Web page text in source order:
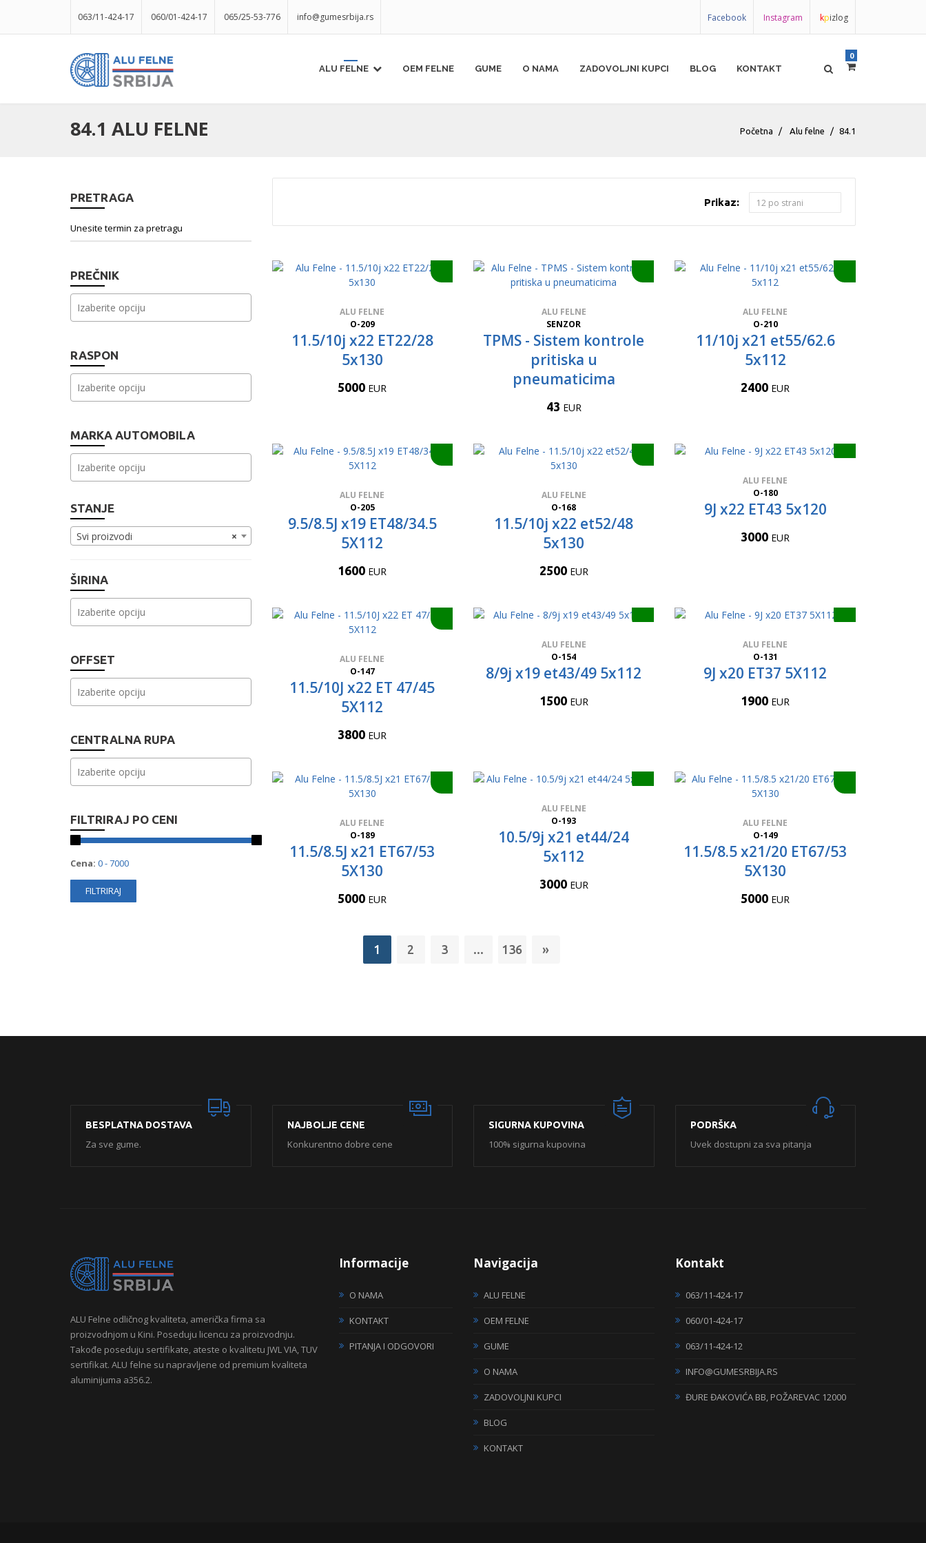
063/11-424-17 060/01-424-17 065/25-53-776 info@gumesrbija.rs Facebook Instagram kpizlog
ALU FELNE OEM FELNE GUME O NAMA ZADOVOLJNI KUPCI BLOG KONTAKT
0
84.1 ALU FELNE Početna Alu felne 84.1
PRETRAGA
PREČNIK
RASPON
MARKA AUTOMOBILA
STANJE
×
Svi proizvodi
ŠIRINA
OFFSET
CENTRALNA RUPA
FILTRIRAJ PO CENI
Cena:
Prikaz:
ALU FELNE
O-209
11.5/10j x22 ET22/28
5x130
5000 EUR
ALU FELNE
SENZOR
TPMS - Sistem kontrole
pritiska u
pneumaticima
43 EUR
ALU FELNE
O-210
11/10j x21 et55/62.6
5x112
2400 EUR
ALU FELNE
O-205
9.5/8.5J x19 ET48/34.5
5X112
1600 EUR
ALU FELNE
O-168
11.5/10j x22 et52/48
5x130
2500 EUR
ALU FELNE
O-180
9J x22 ET43 5x120
3000 EUR
ALU FELNE
O-147
11.5/10J x22 ET 47/45
5X112
3800 EUR
ALU FELNE
O-154
8/9j x19 et43/49 5x112
1500 EUR
ALU FELNE
O-131
9J x20 ET37 5X112
1900 EUR
ALU FELNE
O-189
11.5/8.5J x21 ET67/53
5X130
5000 EUR
ALU FELNE
O-193
10.5/9j x21 et44/24
5x112
3000 EUR
ALU FELNE
O-149
11.5/8.5 x21/20 ET67/53
5X130
5000 EUR
1 2 3 ... 136 »
BESPLATNA DOSTAVA
Za sve gume.
NAJBOLJE CENE
Konkurentno dobre cene
SIGURNA KUPOVINA
100% sigurna kupovina
PODRŠKA
Uvek dostupni za sva pitanja
ALU Felne odličnog kvaliteta, američka firma sa
proizvodnjom u Kini. Poseduju licencu za proizvodnju.
Takođe poseduju sertifikate, ateste o kvalitetu JWL VIA, TUV
sertifikat. ALU felne su napravljene od premium kvaliteta
aluminijuma a356.2.
Informacije
O NAMA
KONTAKT
PITANJA I ODGOVORI
Navigacija
ALU FELNE
OEM FELNE
GUME
O NAMA
ZADOVOLJNI KUPCI
BLOG
KONTAKT
Kontakt
063/11-424-17
060/01-424-17
063/11-424-12
INFO@GUMESRBIJA.RS
ĐURE ĐAKOVIĆA BB, POŽAREVAC 12000